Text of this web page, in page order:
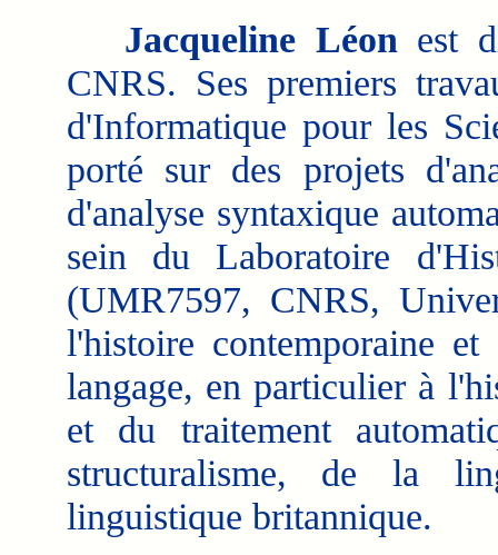
Jacqueline Léon est
CNRS. Ses premiers
d'Informatique pour les
porté sur des projets
d'analyse syntaxique
sein du Laboratoire
(UMR7597, CNRS,
l'histoire contemporaine
langage, en particulier à
et du traitement
structuralisme, de la
linguistique britannique.